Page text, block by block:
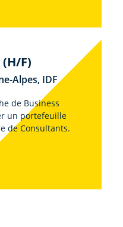
F)
Alpes, IDF
de Business
un portefeuille
de Consultants.